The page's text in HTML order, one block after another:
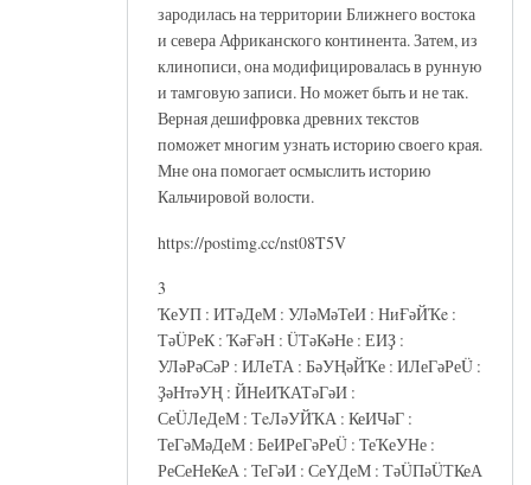
зародилась на территории Ближнего востока
и севера Африканского континента. Затем, из
клинописи, она модифицировалась в рунную
и тамговую записи. Но может быть и не так.
Верная дешифровка древних текстов
поможет многим узнать историю своего края.
Мне она помогает осмыслить историю
Кальчировой волости.
https://postimg.cc/nst08T5V
3
ҠеУП : ИТәДеМ : УЛәМәТеИ : НиҒәЙҠe :
ТәÜРеК : ҠәҒәН : ÜТәКәНе : ЕИҘ :
УЛәРәСәР : ИЛеТА : БәУҢәЙҠе : ИЛеГәРеÜ :
ҘәНтәУҢ : ЙНеИҠАТәГәИ :
СеÜЛеДеМ : ТeЛәУЙҠА : КеИЧәГ :
ТеГәМәДеМ : БеИРеГәРеÜ : ТеҠеУНе :
РеСеНеКеА : ТеГәИ : СеҮДеМ : ТәÜПәÜТКеА